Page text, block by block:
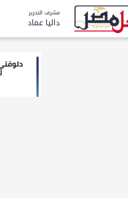
مشرف التحرير
داليا عماد